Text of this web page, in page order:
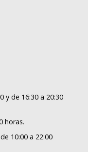
y de 16:30 a 20:30
horas.
10:00 a 22:00